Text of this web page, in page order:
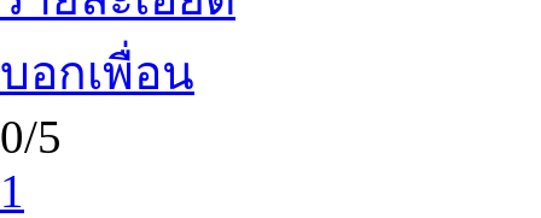
บอกเพื่อน
0/5
1